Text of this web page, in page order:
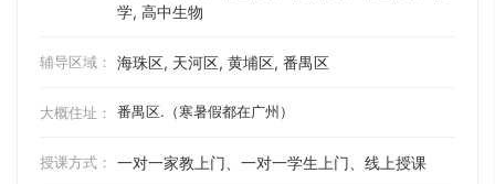
学, 高中生物
辅导区域： 海珠区, 天河区, 黄埔区, 番禺区
大概住址： 番禺区.（寒暑假都在广州）
授课方式： 一对一家教上门、一对一学生上门、线上授课